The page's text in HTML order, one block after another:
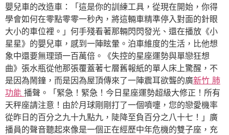
嬰兒車的改造車：「這是你的訓練工具，從現在開始，你得
學會如何在零點零零一秒內，將這輛車精準停入對面的針眼
大小的車位裡。」何手殘看著那輛閃閃發光、還在播放《小
星星》的嬰兒車，感到一陣眩暈。泊車維度的生活，比他想
象中還要無理頭一百萬倍。《失控的星座運勢與單戀狂想
曲》張水瓶從他那張覆蓋著七層舊報紙的單人床上驚醒，不
是因為鬧鐘，而是因為屋頂傳來了一陣震耳欲聾的廣新竹 肺
功能 播聲。「緊急！緊急！今日星座運勢超級大修正！所有
天秤座請注意！由於月球剛剛打了一個噴嚏，您的戀愛機率
從昨日的百分之九十九點九，陡降至負百分之八十七！」廣
播員的聲音聽起來像是一個正在經歷中年危機的雙子座，充